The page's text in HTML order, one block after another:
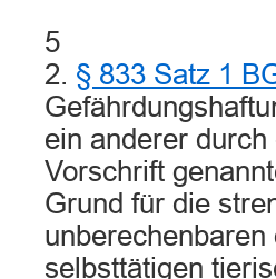
5
2. § 833 Satz 1
ein anderer
Vorschrift
Grund für die
selbsttätigen